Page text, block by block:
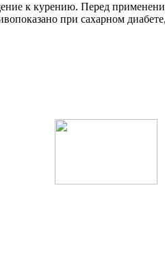
к курению. Перед
при сахарном